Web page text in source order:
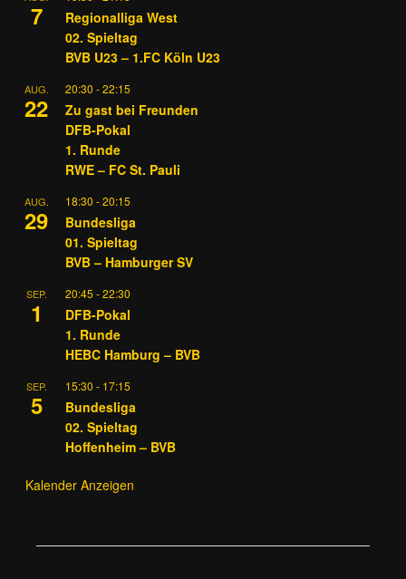
7
Regionalliga West
02. Spieltag
BVB U23 – 1.FC Köln U23
AUG.
22
20:30 -22:15
Zu gast bei Freunden
DFB-Pokal
1. Runde
RWE – FC St. Pauli
AUG.
29
18:30 -20:15
Bundesliga
01. Spieltag
BVB – Hamburger SV
SEP.
1
20:45 -22:30
DFB-Pokal
1. Runde
HEBC Hamburg – BVB
SEP.
5
15:30 - 17:15
Bundesliga
02. Spieltag
Hoffenheim – BVB
Kalender Anzeigen